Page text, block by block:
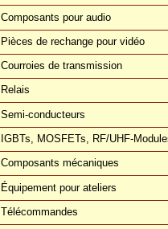
Composants pour audio
Pièces de rechange pour vidéo
Courroies de transmission
Relais
Semi-conducteurs
IGBTs, MOSFETs, RF/UHF-
Composants mécaniques
Équipement pour ateliers
Télécommandes